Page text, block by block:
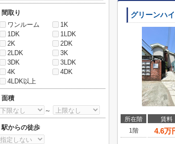
グリーンハイ
所在階 賃料
1階
4.6万
間取り
ワンルーム
1K
1DK
1LDK
2K
2DK
2LDK
3K
3DK
3LDK
4K
4DK
4LDK以上
面積
～
駅からの徒歩